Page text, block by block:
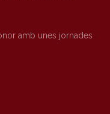
amb unes jornades